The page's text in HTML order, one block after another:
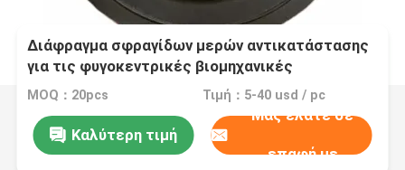
Διάφραγμα σφραγίδων μερών αντικατάστασης
για τις φυγοκεντρικές βιομηχανικές
υποβρύχιες χημικές αντλίες
MOQ：20pcs Τιμή：5-40 usd / pc
Καλύτερη τιμή
Μας ελάτε σε
επαφή με